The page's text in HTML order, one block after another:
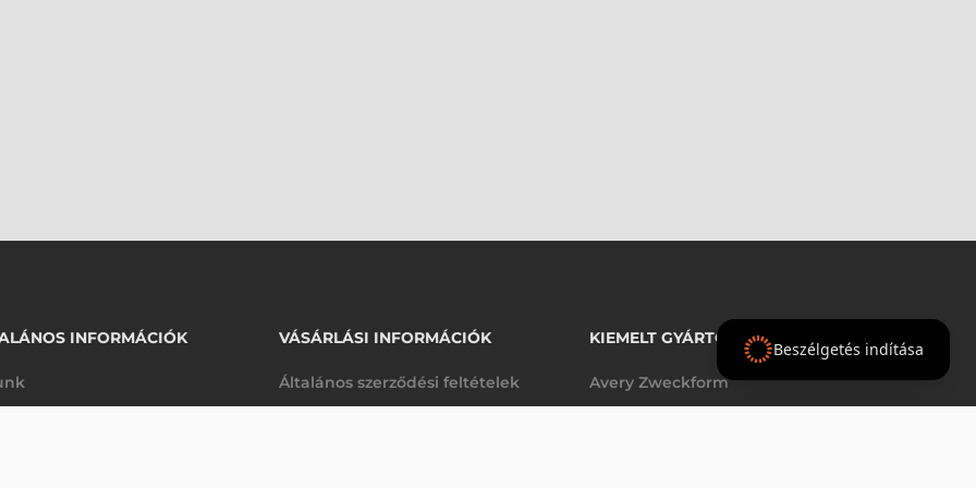
INFORMÁCIÓK VÁSÁRLÁSI INFORMÁCIÓK
Általános szerződési feltételek
KIEMELT GYÁRTÓINK
Avery Zweckform
Beszélgetés indítása